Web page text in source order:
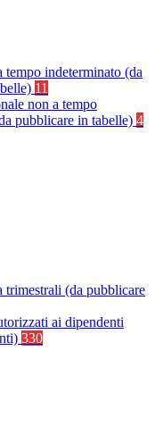
tempo indeterminato (da
11
non a tempo
pubblicare in tabelle) 4
trimestrali (da pubblicare
ai dipendenti
330